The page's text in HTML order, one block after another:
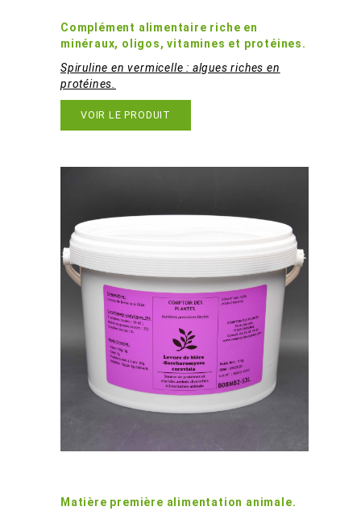
Complément alimentaire riche en
minéraux, oligos, vitamines et protéines.
Spiruline en vermicelle : algues riches en
protéines.
VOIR LE PRODUIT
Matière première alimentation animale.